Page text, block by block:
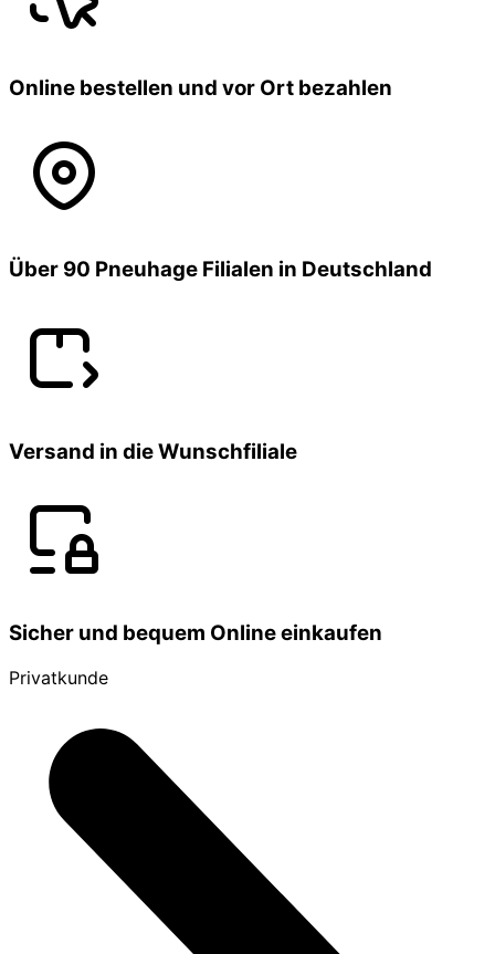
Online bestellen und vor Ort bezahlen
Über 90 Pneuhage Filialen in Deutschland
Versand in die Wunschfiliale
Sicher und bequem Online einkaufen
Privatkunde